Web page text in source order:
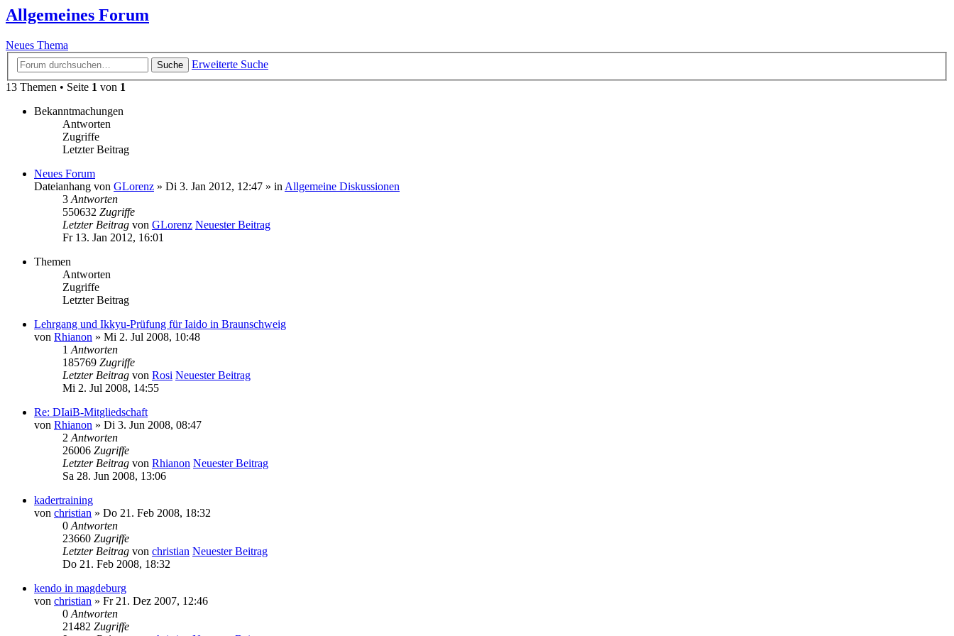
Allgemeines Forum
Neues Thema
Suche
Erweiterte Suche
13 Themen • Seite 1 von 1
Bekanntmachungen
Antworten
Zugriffe
Letzter Beitrag
Neues Forum
Dateianhang von GLorenz » Di 3. Jan 2012, 12:47 » in Allgemeine Diskussionen
3 Antworten
550632 Zugriffe
Letzter Beitrag von GLorenz Neuester Beitrag
Fr 13. Jan 2012, 16:01
Themen
Antworten
Zugriffe
Letzter Beitrag
Lehrgang und Ikkyu-Prüfung für Iaido in Braunschweig
von Rhianon » Mi 2. Jul 2008, 10:48
1 Antworten
185769 Zugriffe
Letzter Beitrag von Rosi Neuester Beitrag
Mi 2. Jul 2008, 14:55
Re: DIaiB-Mitgliedschaft
von Rhianon » Di 3. Jun 2008, 08:47
2 Antworten
26006 Zugriffe
Letzter Beitrag von Rhianon Neuester Beitrag
Sa 28. Jun 2008, 13:06
kadertraining
von christian » Do 21. Feb 2008, 18:32
0 Antworten
23660 Zugriffe
Letzter Beitrag von christian Neuester Beitrag
Do 21. Feb 2008, 18:32
kendo in magdeburg
von christian » Fr 21. Dez 2007, 12:46
0 Antworten
21482 Zugriffe